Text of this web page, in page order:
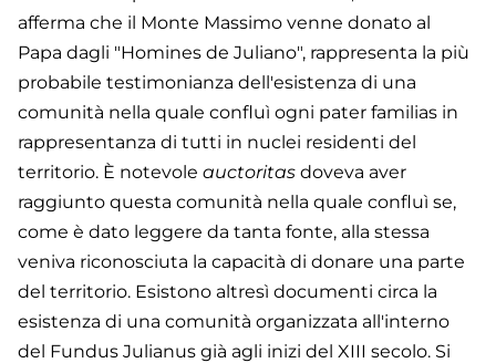
afferma che il Monte Massimo venne donato al
Papa dagli "Homines de Juliano", rappresenta la più
probabile testimonianza dell'esistenza di una
comunità nella quale confluì ogni pater familias in
rappresentanza di tutti in nuclei residenti del
territorio. È notevole auctoritas doveva aver
raggiunto questa comunità nella quale confluì se,
come è dato leggere da tanta fonte, alla stessa
veniva riconosciuta la capacità di donare una parte
del territorio. Esistono altresì documenti circa la
esistenza di una comunità organizzata all'interno
del Fundus Julianus già agli inizi del XIII secolo. Si